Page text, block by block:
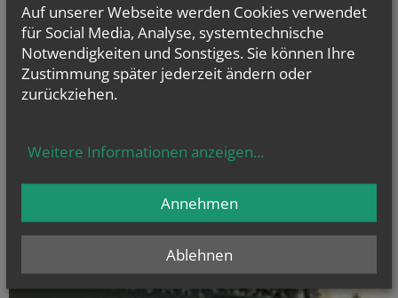
Auf unserer Webseite werden Cookies verwendet
für Social Media, Analyse, systemtechnische
Notwendigkeiten und Sonstiges. Sie können Ihre
Zustimmung später jederzeit ändern oder
zurückziehen.
Weitere Informationen anzeigen...
Ablehnen
Annehmen